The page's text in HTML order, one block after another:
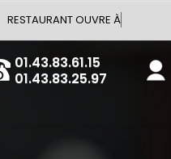
RESTAURANT OUVRE À 18:00
01.43.83.61.15
01.43.83.25.97